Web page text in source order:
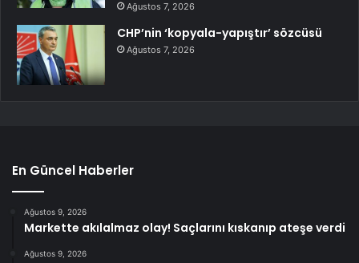
Ağustos 7, 2026
CHP’nin ‘kopyala-yapıştır’ sözcüsü
Ağustos 7, 2026
En Güncel Haberler
Ağustos 9, 2026
Markette akılalmaz olay! Saçlarını kıskanıp ateşe verdi
Ağustos 9, 2026